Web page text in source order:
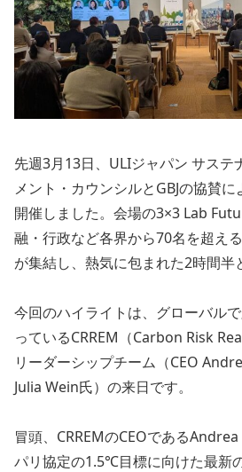
先週3月13日、ULIジャパン サステ
メント・カウンシルとGBJの協賛
開催しました。会場の3×3 Lab
融・行政など各界から70名を超え
が集結し、熱気に包まれた2時間半
今回のハイライトは、グローバル
っているCRREM（Carbon Risk
リーダーシップチーム（CEO
Julia Wein氏）の来日です。
冒頭、CRREMのCEOである
パリ協定の1.5℃目標に向けた最新